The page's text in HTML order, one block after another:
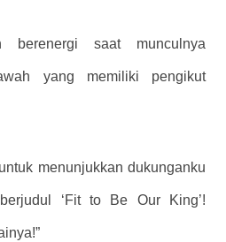
berenergi saat munculnya
yang memiliki pengikut
menunjukkan dukunganku
‘Fit to Be Our King’!